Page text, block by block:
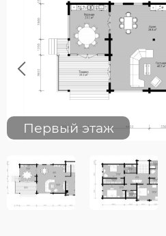
Previous
Первый этаж